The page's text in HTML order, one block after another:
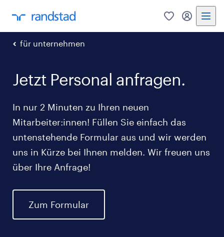
0 Mein
für unternehmen
Jetzt Personal anfragen.
In nur 2 Minuten zu Ihren neuen
Mitarbeiter:innen! Füllen Sie einfach das
untenstehende Formular aus und wir werden
uns in Kürze bei Ihnen melden. Wir freuen uns
über Ihre Anfrage!
Zum Formular